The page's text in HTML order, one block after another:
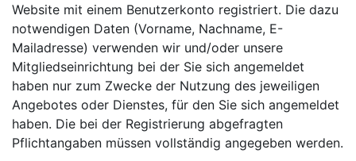
Website mit einem Benutzerkonto registriert. Die dazu
notwendigen Daten (Vorname, Nachname, E-
Mailadresse) verwenden wir und/oder unsere
Mitgliedseinrichtung bei der Sie sich angemeldet
haben nur zum Zwecke der Nutzung des jeweiligen
Angebotes oder Dienstes, für den Sie sich angemeldet
haben. Die bei der Registrierung abgefragten
Pflichtangaben müssen vollständig angegeben werden.